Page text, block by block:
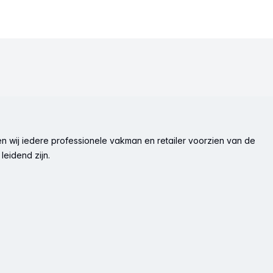
wij iedere professionele vakman en retailer voorzien van de
zijn.